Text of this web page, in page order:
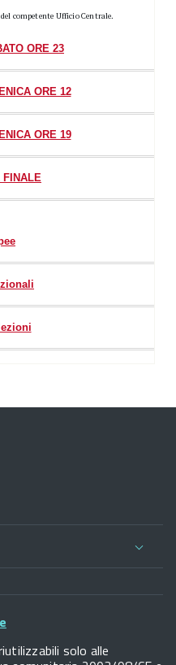
competente Ufficio Centrale.
ORE 23
ORE 12
ORE 19
FINALE
solo alle